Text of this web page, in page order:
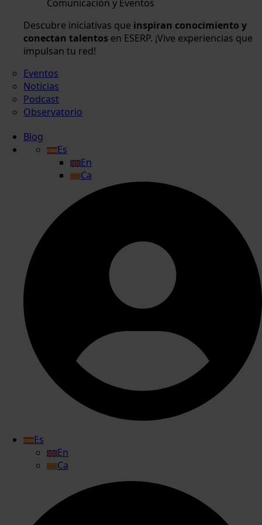
Comunicación y Eventos
Descubre iniciativas que inspiran conocimiento y
conectan talentos en ESERP. ¡Vive experiencias que
impulsan tu red!
Eventos
Noticias
Podcast
Observatorio
Blog
Es
En
Ca
Es
En
Ca